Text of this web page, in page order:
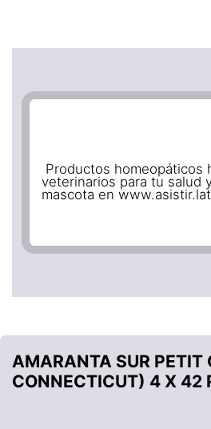
Productos homeopáticos
veterinarios para tu salud
mascota en www.asistir.lat
AMARANTA SUR PETIT
CONNECTICUT) 4 X 42